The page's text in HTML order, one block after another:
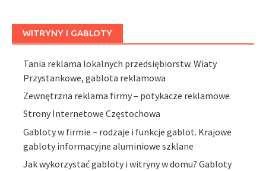
WITRYNY I GABLOTY
Tania reklama lokalnych przedsiębiorstw. Wiaty
Przystankowe, gablota reklamowa
Zewnętrzna reklama firmy – potykacze reklamowe
Strony Internetowe Częstochowa
Gabloty w firmie – rodzaje i funkcje gablot. Krajowe
gabloty informacyjne aluminiowe szklane
Jak wykorzystać gabloty i witryny w domu? Gabloty